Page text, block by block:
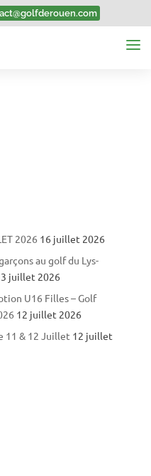
2026 16 juillet 2026
au golf du Lys-
juillet 2026
U16 Filles – Golf
12 juillet 2026
11 & 12 Juillet 12 juillet